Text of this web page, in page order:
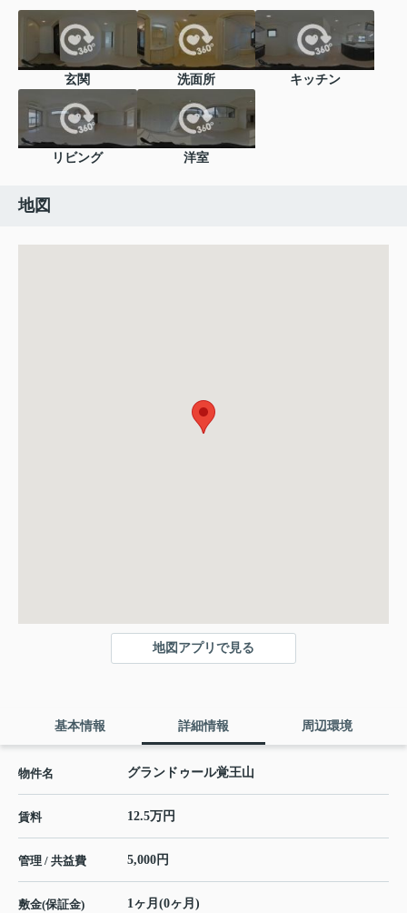
玄関 洗面所 キッチン
リビング 洋室
地図
地図アプリで見る
基本情報 詳細情報 周辺環境
物件名 グランドゥール覚王山
賃料 12.5万円
管理 / 共益費 5,000円
敷金(保証金) 1ヶ月(0ヶ月)